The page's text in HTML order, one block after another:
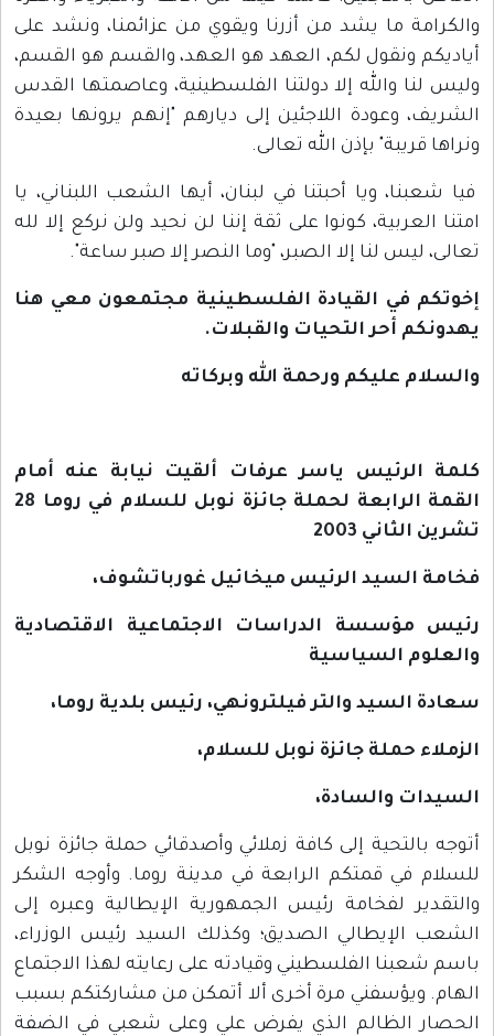
والكرامة ما يشد من أزرنا ويقوي من عزائمنا، ونشد على
أياديكم ونقول لكم، العهد هو العهد، والقسم هو القسم،
وليس لنا والله إلا دولتنا الفلسطينية، وعاصمتها القدس
الشريف، وعودة اللاجئين إلى ديارهم "إنهم يرونها بعيدة
ونراها قريبة" بإذن الله تعالى.
فيا شعبنا، ويا أحبتنا في لبنان، أيها الشعب اللبناني، يا
امتنا العربية، كونوا على ثقة إننا لن نحيد ولن نركع إلا لله
تعالى، ليس لنا إلا الصبر، "وما النصر إلا صبر ساعة".
إخوتكم في القيادة الفلسطينية مجتمعون معي هنا
يهدونكم أحر التحيات والقبلات.
والسلام عليكم ورحمة الله وبركاته
كلمة الرئيس ياسر عرفات ألقيت نيابة عنه أمام
القمة الرابعة
لحملة جائزة نوبل للسلام في روما 28
تشرين الثاني 2003
فخامة السيد الرئيس ميخائيل غورباتشوف،
رئيس مؤسسة الدراسات الاجتماعية الاقتصادية
والعلوم السياسية
سعادة السيد والتر فيلترونهي، رئيس بلدية روما،
الزملاء حملة جائزة نوبل للسلام،
السيدات والسادة،
أتوجه بالتحية إلى كافة زملائي وأصدقائي حملة جائزة نوبل
للسلام في قمتكم الرابعة في مدينة روما. وأوجه الشكر
والتقدير لفخامة رئيس الجمهورية الإيطالية وعبره إلى
الشعب الإيطالي الصديق؛ وكذلك السيد رئيس الوزراء،
باسم شعبنا الفلسطيني وقيادته على رعايته لهذا الاجتماع
الهام. ويؤسفني مرة أخرى ألا أتمكن من مشاركتكم بسبب
الحصار الظالم الذي يفرض علي وعلى شعبي في الضفة